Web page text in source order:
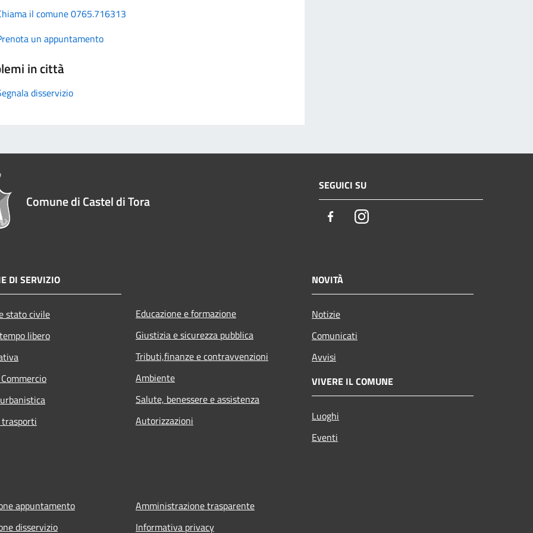
il comune 0765.716313
un appuntamento
in città
disservizio
Comune di Castel di Tora
SEGUICI SU
FacebookInstagram
DI SERVIZIO
stato civile
libero
Educazione e formazione
Giustizia e sicurezza pubblica
Tributi,finanze e contravvenzioni
Ambiente
Salute, benessere e assistenza
Autorizzazioni
NOVITÀ
Notizie
Comunicati
Avvisi
VIVERE IL COMUNE
Luoghi
Eventi
appuntamento
disservizio
Amministrazione trasparente
Informativa privacy